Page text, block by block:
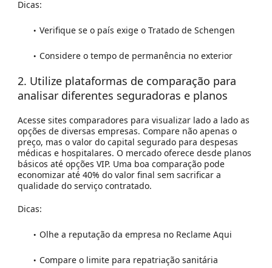
Dicas:
Verifique se o país exige o Tratado de Schengen
Considere o tempo de permanência no exterior
2. Utilize plataformas de comparação para
analisar diferentes seguradoras e planos
Acesse sites comparadores para visualizar lado a lado as
opções de diversas empresas. Compare não apenas o
preço, mas o valor do capital segurado para despesas
médicas e hospitalares. O mercado oferece desde planos
básicos até opções VIP. Uma boa comparação pode
economizar até 40% do valor final sem sacrificar a
qualidade do serviço contratado.
Dicas:
Olhe a reputação da empresa no Reclame Aqui
Compare o limite para repatriação sanitária